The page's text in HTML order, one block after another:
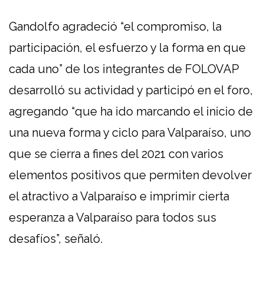
Gandolfo agradeció “el compromiso, la
participación, el esfuerzo y la forma en que
cada uno” de los integrantes de FOLOVAP
desarrolló su actividad y participó en el foro,
agregando “que ha ido marcando el inicio de
una nueva forma y ciclo para Valparaíso, uno
que se cierra a fines del 2021 con varios
elementos positivos que permiten devolver
el atractivo a Valparaíso e imprimir cierta
esperanza a Valparaíso para todos sus
desafíos”, señaló.